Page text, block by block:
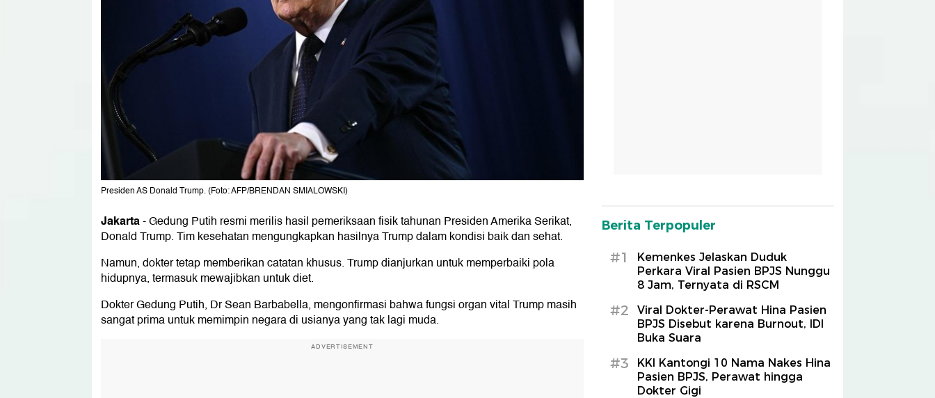
Presiden AS Donald Trump. (Foto: AFP/BRENDAN SMIALOWSKI)
Jakarta-Gedung Putih resmi merilis hasil pemeriksaan fisik tahunan Presiden Amerika Serikat,
Donald Trump. Tim kesehatan mengungkapkan hasilnya Trump dalam kondisi baik dan sehat.
Namun, dokter tetap memberikan catatan khusus. Trump dianjurkan untuk memperbaiki pola
hidupnya, termasuk mewajibkan untuk diet.
Dokter Gedung Putih, Dr Sean Barbabella, mengonfirmasi bahwa fungsi organ vital Trump masih
sangat prima untuk memimpin negara di usianya yang tak lagi muda.
ADVERTISEMENT
Berita Terpopuler
#1
Kemenkes Jelaskan Duduk
Perkara Viral Pasien BPJS Nunggu
8 Jam, Ternyata di RSCM
#2
Viral Dokter-Perawat Hina Pasien
BPJS Disebut karena Burnout, IDI
Buka Suara
#3
KKI Kantongi 10 Nama Nakes Hina
Pasien BPJS, Perawat hingga
Dokter Gigi